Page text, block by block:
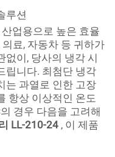
루션
업용으로 높은 효율
료, 자동차 등 귀하가
없이, 당사의 냉각 시
립니다. 최첨단 냉각
는 과열로 인한 고장
항상 이상적인 온도
경우 다음을 고려해
LL-210-24 , 이 제품